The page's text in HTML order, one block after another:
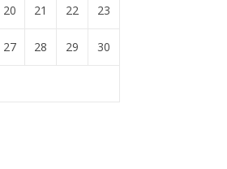
20 21 22 23
27 28 29 30